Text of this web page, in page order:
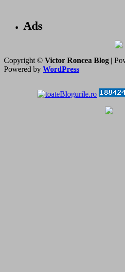
Ads
Copyright © Victor Roncea Blog |
Powered by WordPress